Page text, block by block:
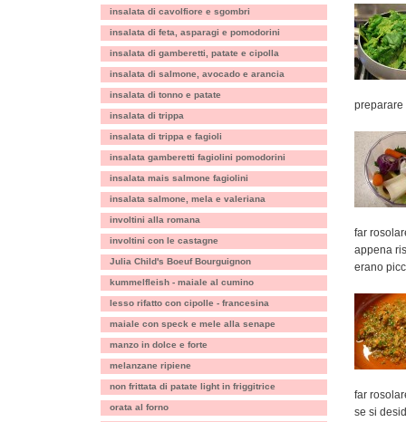
insalata di cavolfiore e sgombri
insalata di feta, asparagi e pomodorini
insalata di gamberetti, patate e cipolla
insalata di salmone, avocado e arancia
insalata di tonno e patate
insalata di trippa
insalata di trippa e fagioli
insalata gamberetti fagiolini pomodorini
insalata mais salmone fagiolini
insalata salmone, mela e valeriana
involtini alla romana
involtini con le castagne
Julia Child's Boeuf Bourguignon
kummelfleish - maiale al cumino
lesso rifatto con cipolle - francesina
maiale con speck e mele alla senape
manzo in dolce e forte
melanzane ripiene
non frittata di patate light in friggitrice
orata al forno
preparare
far
appena
erano
far
se si